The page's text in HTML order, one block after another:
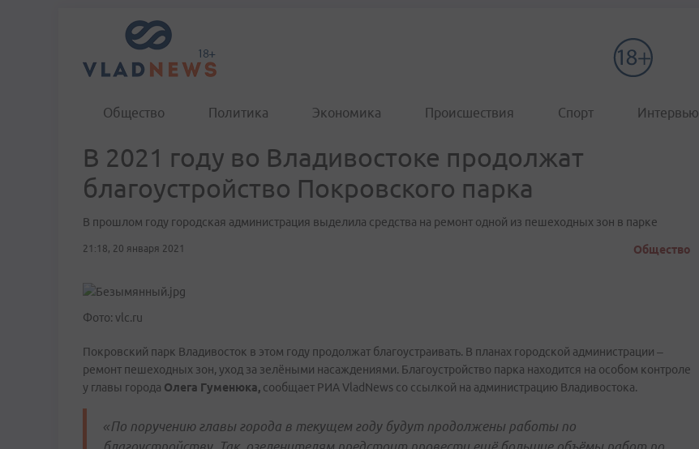
Общество Политика Экономика Происшествия Спорт Интервью
В 2021 году во Владивостоке продолжат
благоустройство Покровского парка
В прошлом году городская администрация выделила средства на ремонт одной из пешеходных зон в парке
21:18, 20 января 2021 Общество
Фото: vlc.ru
Покровский парк Владивосток в этом году продолжат благоустраивать. В планах городской администрации –
ремонт пешеходных зон, уход за зелёными насаждениями. Благоустройство парка находится на особом контроле
у главы города Олега Гуменюка, сообщает РИА VladNews со ссылкой на администрацию Владивостока.
«По поручению главы города в текущем году будут продолжены работы по